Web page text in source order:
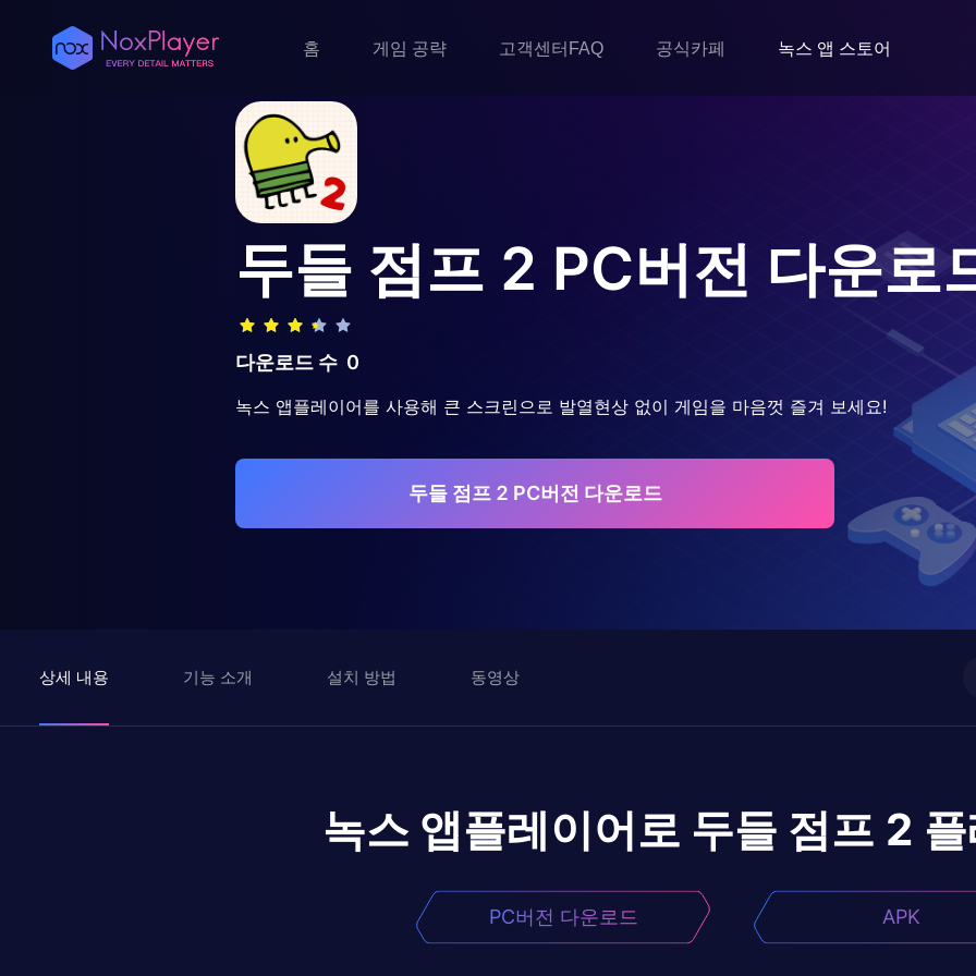
홈 게임 공략 고객센터FAQ 공식카페 녹스 앱 스토어
두들 점프 2 PC버전 다운로
다운로드 수 0
녹스 앱플레이어를 사용해 큰 스크린으로 발열현상 없이 게임을 마음껏 즐겨 보세요!
두들 점프 2 PC버전 다운로드
상세 내용 기능 소개 설치 방법 동영상
녹스 앱플레이어로 두들 점프 2
PC버전 다운로드 APK